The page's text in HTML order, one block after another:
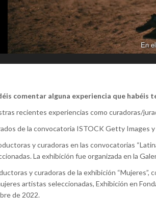
En
comentar alguna experiencia que habéis
recientes experiencias como curadoras/
de la convocatoria ISTOCK Getty Images
y curadoras en las convocatorias
La exhibición fue organizada en la
y curadoras de la exhibición “Mujeres”,
artistas seleccionadas, Exhibición en
de 2022.